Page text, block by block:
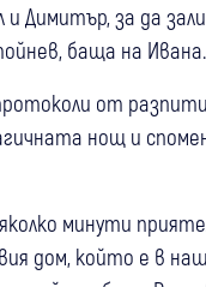
и Димитър, за да
баща на Ивана.
от
нощ и
минути
дом, който е в